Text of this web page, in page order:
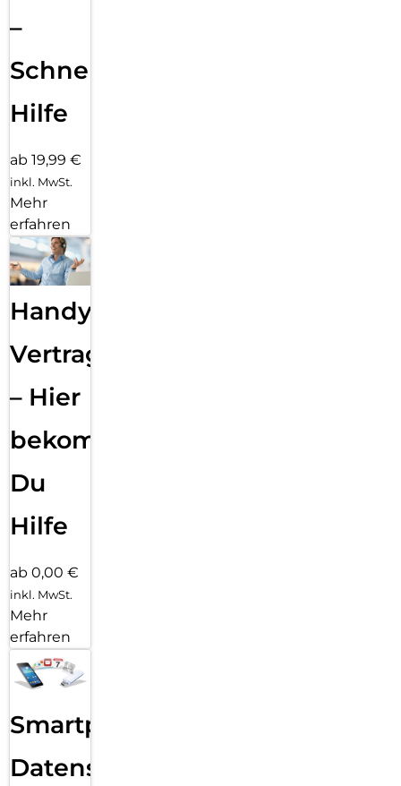
–
Schnelle
Hilfe
ab 19,99 €
inkl. MwSt.
Mehr
erfahren
Handy
Vertragsabwicklung
– Hier
bekommst
Du
Hilfe
ab 0,00 €
inkl. MwSt.
Mehr
erfahren
Smartphone
Datensicherung